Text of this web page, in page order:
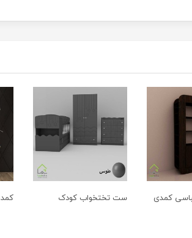
کمدی
ست تختخواب کودک